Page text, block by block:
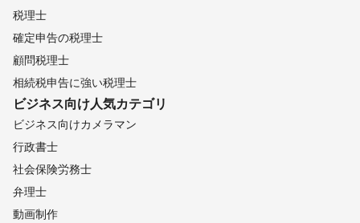
税理士
確定申告の税理士
顧問税理士
相続税申告に強い税理士
ビジネス向け人気カテゴリ
ビジネス向けカメラマン
行政書士
社会保険労務士
弁理士
動画制作